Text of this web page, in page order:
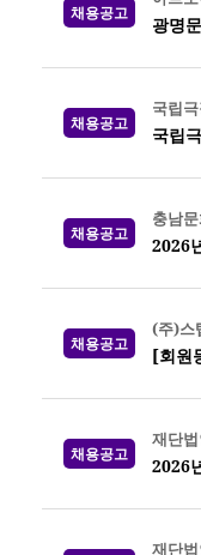
채용공고
광명
채용공고
국립
국립
채용공고
충남
2026
채용공고
(주)스
[회원
채용공고
재단
2026
재단